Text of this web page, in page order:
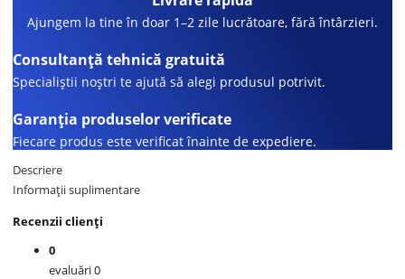
Ajungem la tine în doar 1–2 zile lucrătoare, fără întârzieri.
Consultanță tehnică gratuită
Specialiștii noștri te ajută să alegi produsul potrivit.
Garanția produselor verificate
Fiecare produs este verificat înainte de expediere.
Descriere
Informații suplimentare
Recenzii clienți
0
evaluări 0